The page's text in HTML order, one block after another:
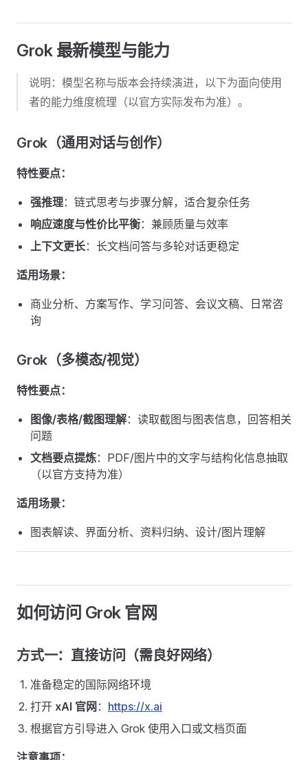
Grok 最新模型与能力
说明：模型名称与版本会持续演进，以下为面向使用
者的能力维度梳理（以官方实际发布为准）。
Grok（通用对话与创作）
特性要点：
强推理：链式思考与步骤分解，适合复杂任务
响应速度与性价比平衡：兼顾质量与效率
上下文更长：长文档问答与多轮对话更稳定
适用场景：
商业分析、方案写作、学习问答、会议文稿、日常咨
询
Grok（多模态/视觉）
特性要点：
图像/表格/截图理解：读取截图与图表信息，回答相关
问题
文档要点提炼：PDF/图片中的文字与结构化信息抽取
（以官方支持为准）
适用场景：
图表解读、界面分析、资料归纳、设计/图片理解
如何访问 Grok 官网
方式一：直接访问（需良好网络）
准备稳定的国际网络环境
打开 xAI 官网 ： https://x.ai
根据官方引导进入 Grok 使用入口或文档页面
注意事项：